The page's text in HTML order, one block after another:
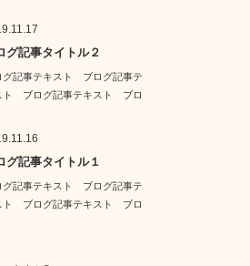
グ記事タイトル２
グ記事テキスト ブログ記事テ
ト ブログ記事テキスト ブロ
グ記事タイトル１
グ記事テキスト ブログ記事テ
ト ブログ記事テキスト ブロ